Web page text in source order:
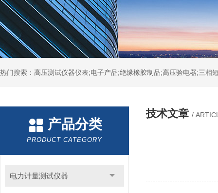
热门搜索：高压测试仪器仪表;电子产品;绝缘橡胶制品;高压验电器;三
产品分类
PRODUCT CATEGORY
电力计量测试仪器
技术文章 /